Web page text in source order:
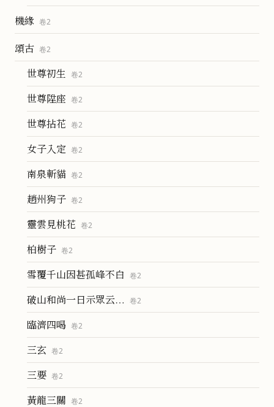
機緣 卷2
頌古 卷2
世尊初生 卷2
世尊陞座 卷2
世尊拈花 卷2
女子入定 卷2
南泉斬貓 卷2
趙州狗子 卷2
靈雲見桃花 卷2
柏樹子 卷2
雪覆千山因甚孤峰不白 卷2
破山和尚一日示眾云… 卷2
臨濟四喝 卷2
三玄 卷2
三要 卷2
黃龍三關 卷2